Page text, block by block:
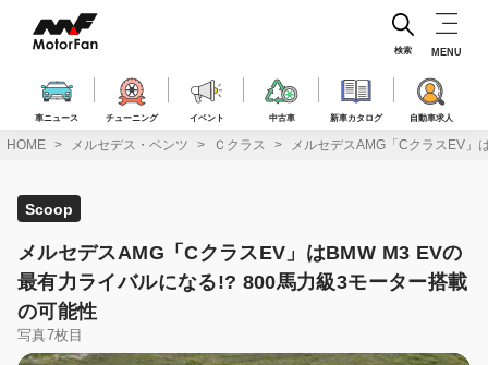
ス
車ニュース チューニング イベント 中古車 新車カタログ 自動車求人
検索 MENU
HOME メルセデス・ベンツ Ｃクラス メルセデスAMG「CクラスEV」
Scoop
メルセデスAMG「CクラスEV」はBMW M3 EVの
最有力ライバルになる!? 800馬力級3モーター搭載
の可能性
写真7枚目